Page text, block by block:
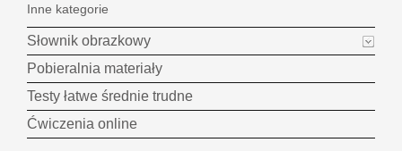
Inne kategorie
Słownik obrazkowy
Pobieralnia materiały
Testy łatwe średnie trudne
Ćwiczenia online